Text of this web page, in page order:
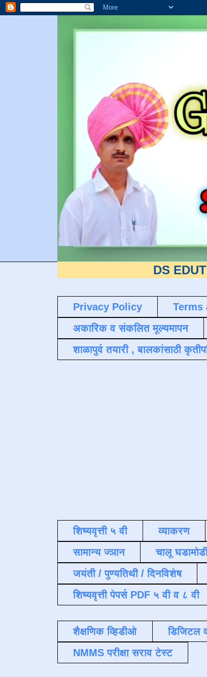
DS EDUTECH या
Privacy Policy Terms
अकारिक व संकलित मूल्यमापन
शाळापुर्व तयारी , बालकांसाठी
शिष्यवृत्ती ५ वी व्याकरण
सामान्य ज्ञान
चालू
जयंती / पुण्यतिथी / दिनविशेष
शिष्यवृत्ती पेपर्स PDF ५ वी व ८ वी
शैक्षणिक व्हिडीओ डिजिटल
NMMS परीक्षा सराव टेस्ट